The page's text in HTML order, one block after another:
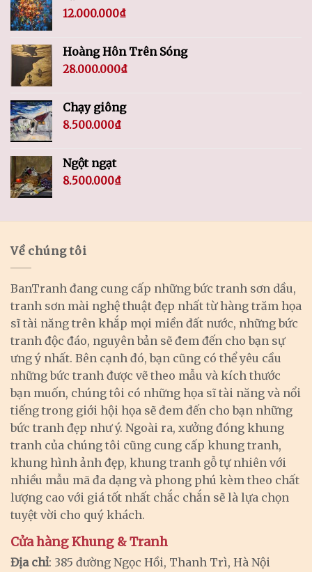
12.000.000₫
Hoàng Hôn Trên Sóng
28.000.000₫
Chạy giông
8.500.000₫
Ngột ngạt
8.500.000₫
Về chúng tôi
BanTranh đang cung cấp những bức tranh sơn dầu,
tranh sơn mài nghệ thuật đẹp nhất từ hàng trăm họa
sĩ tài năng trên khắp mọi miền đất nước, những bức
tranh độc đáo, nguyên bản sẽ đem đến cho bạn sự
ưng ý nhất. Bên cạnh đó, bạn cũng có thể yêu cầu
những bức tranh được vẽ theo mẫu và kích thước
bạn muốn, chúng tôi có những họa sĩ tài năng và nổi
tiếng trong giới hội họa sẽ đem đến cho bạn những
bức tranh đẹp như ý. Ngoài ra, xưởng đóng khung
tranh của chúng tôi cũng cung cấp khung tranh,
khung hình ảnh đẹp, khung tranh gỗ tự nhiên với
nhiều mẫu mã đa dạng và phong phú kèm theo chất
lượng cao với giá tốt nhất chắc chắn sẽ là lựa chọn
tuyệt vời cho quý khách.
Cửa hàng Khung & Tranh
Địa chỉ: 385 đường Ngọc Hồi, Thanh Trì, Hà Nội